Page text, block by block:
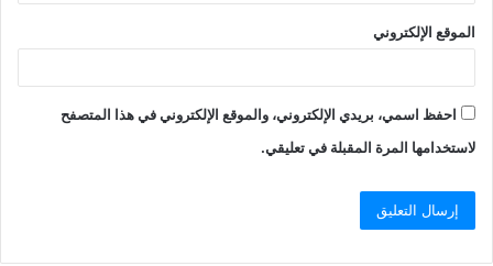
الموقع الإلكتروني
احفظ اسمي، بريدي الإلكتروني، والموقع الإلكتروني في هذا المتصفح
لاستخدامها المرة المقبلة في تعليقي.